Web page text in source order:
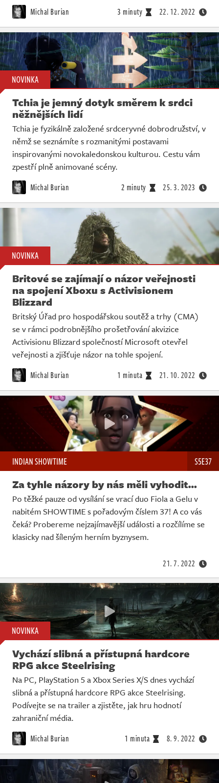
Michal Burian 3 minuty 22. 12. 2022
NOVINKA
Tchia je jemný dotyk směrem k srdci
něžnějších lidí
Tchia je fyzikálně založené srdceryvné dobrodružství, v
němž se seznámíte s rozmanitými postavami
inspirovanými novokaledonskou kulturou. Cestu vám
zpestří plně animované scény.
Michal Burian 2 minuty 25. 3. 2023
NOVINKA
Britové se zajímají o názor veřejnosti
na spojení Xboxu s Activisionem
Blizzard
Britský Úřad pro hospodářskou soutěž a trhy (CMA)
se v rámci podrobnějšího prošetřování akvizice
Activisionu Blizzard společností Microsoft otevřel
veřejnosti a zjišťuje názor na tohle spojení.
Michal Burian 1 minuta 21. 10. 2022
INDIAN SHOWTIME S5E37
Za tyhle názory by nás měli vyhodit...
Po těžké pauze od vysílání se vrací duo Fiola a Gelu v
nabitém SHOWTIME s pořadovým číslem 37! A co vás
čeká? Probereme nejzajímavější události a rozčílíme se
klasicky nad šíleným herním byznysem.
21. 7. 2022
NOVINKA
Vychází slibná a přístupná hardcore
RPG akce Steelrising
Na PC, PlayStation 5 a Xbox Series X/S dnes vychází
slibná a přístupná hardcore RPG akce Steelrising.
Podívejte se na trailer a zjistěte, jak hru hodnotí
zahraniční média.
Michal Burian 1 minuta 8. 9. 2022